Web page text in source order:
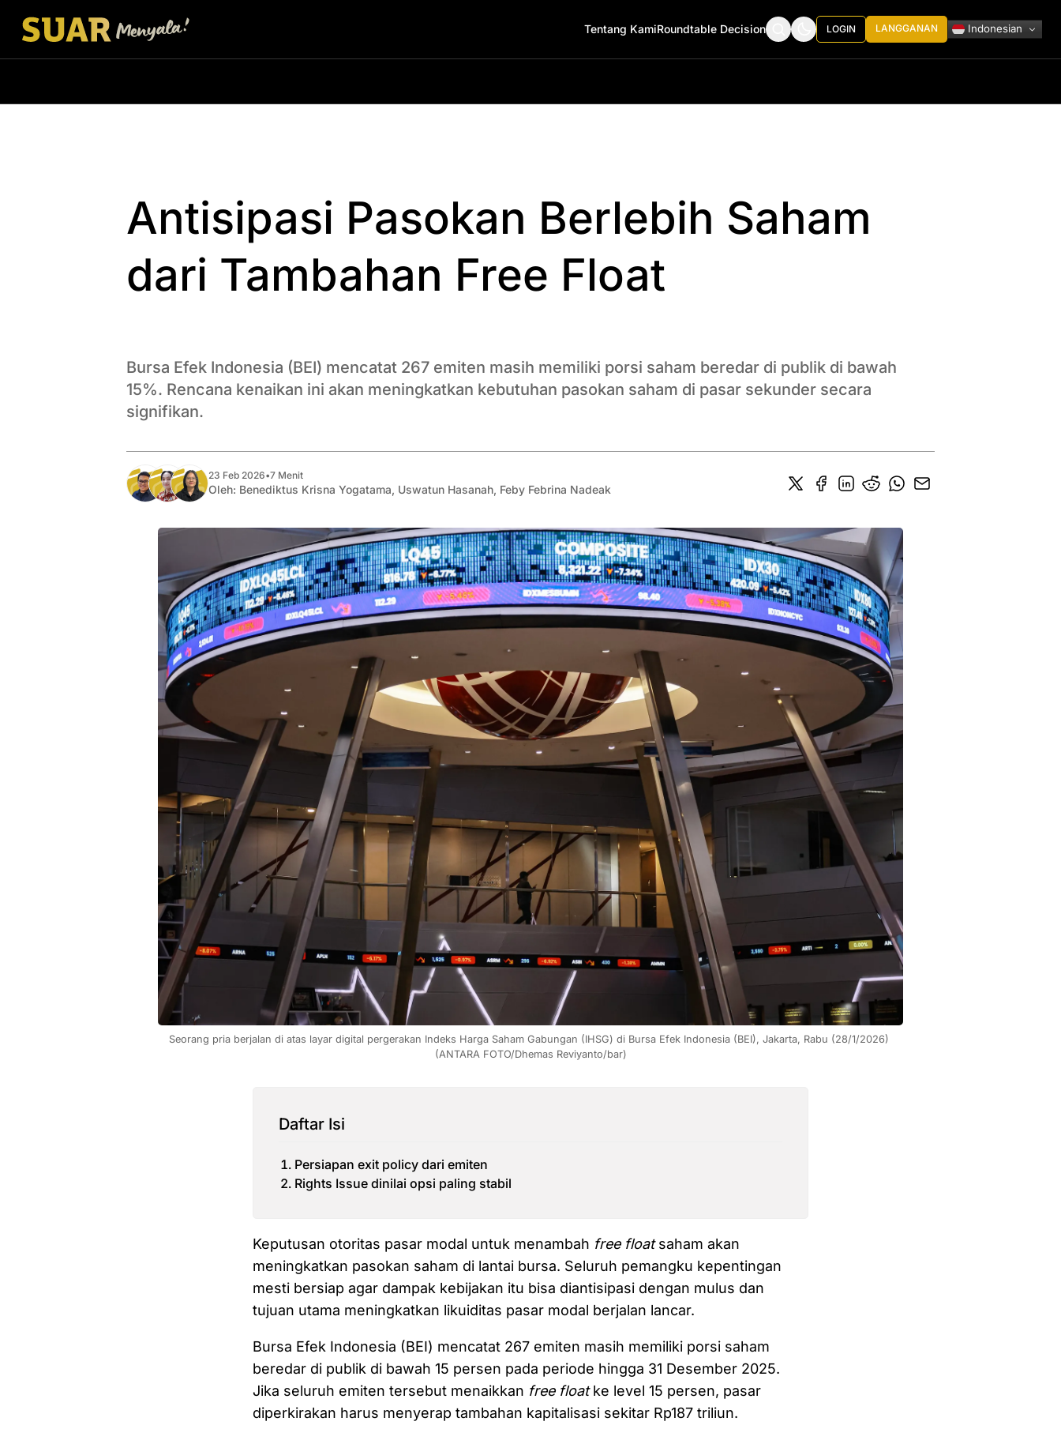
Tentang KamiRoundtable Decision LOGIN LANGGANAN Indonesian
Antisipasi Pasokan Berlebih Saham
dari Tambahan Free Float
Bursa Efek Indonesia (BEI) mencatat 267 emiten masih memiliki porsi saham beredar di publik di bawah
15%. Rencana kenaikan ini akan meningkatkan kebutuhan pasokan saham di pasar sekunder secara
signifikan.
23 Feb 2026•7 Menit
Oleh: Benediktus Krisna Yogatama, Uswatun Hasanah, Feby Febrina Nadeak
Seorang pria berjalan di atas layar digital pergerakan Indeks Harga Saham Gabungan (IHSG) di Bursa Efek Indonesia (BEI), Jakarta, Rabu (28/1/2026)
(ANTARA FOTO/Dhemas Reviyanto/bar)
Daftar Isi
Persiapan exit policy dari emiten
Rights Issue dinilai opsi paling stabil
Keputusan otoritas pasar modal untuk menambah free floatsaham akan
meningkatkan pasokan saham di lantai bursa. Seluruh pemangku kepentingan
mesti bersiap agar dampak kebijakan itu bisa diantisipasi dengan mulus dan
tujuan utama meningkatkan likuiditas pasar modal berjalan lancar.
Bursa Efek Indonesia (BEI) mencatat 267 emiten masih memiliki porsi saham
beredar di publik di bawah 15 persen pada periode hingga 31 Desember 2025.
Jika seluruh emiten tersebut menaikkan free floatke level 15 persen, pasar
diperkirakan harus menyerap tambahan kapitalisasi sekitar Rp187 triliun.